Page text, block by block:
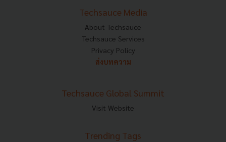
Techsauce Media
About Techsauce
Techsauce Services
Privacy Policy
ส่งบทความ
Techsauce Global Summit
Visit Website
Trending Tags